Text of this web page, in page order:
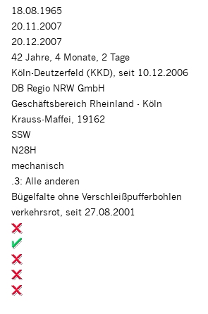
18.08.1965
20.11.2007
20.12.2007
42 Jahre, 4 Monate, 2 Tage
Köln-Deutzerfeld (KKD), seit 10.12.2006
DB Regio NRW GmbH
Geschäftsbereich Rheinland - Köln
Krauss-Maffei, 19162
SSW
N28H
mechanisch
.3: Alle anderen
Bügelfalte ohne Verschleißpufferbohlen
verkehrsrot, seit 27.08.2001